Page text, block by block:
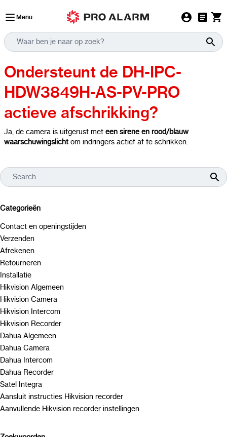
Menu
Ondersteunt de DH-IPC-
HDW3849H-AS-PV-PRO
actieve afschrikking?
Ja, de camera is uitgerust met een sirene en rood/blauw
waarschuwingslicht om indringers actief af te schrikken.
Categorieën
Contact en openingstijden
Verzenden
Afrekenen
Retourneren
Installatie
Hikvision Algemeen
Hikvision Camera
Hikvision Intercom
Hikvision Recorder
Dahua Algemeen
Dahua Camera
Dahua Intercom
Dahua Recorder
Satel Integra
Aansluit instructies Hikvision recorder
Aanvullende Hikvision recorder instellingen